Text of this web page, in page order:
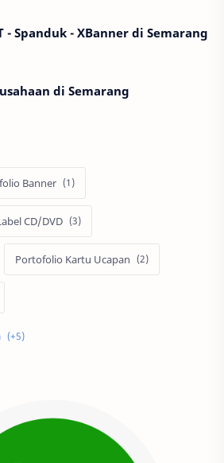
- Spanduk - XBanner di Semarang
di Semarang
Banner
CD/DVD
Portofolio Kartu Ucapan
Portofolio Spanduk